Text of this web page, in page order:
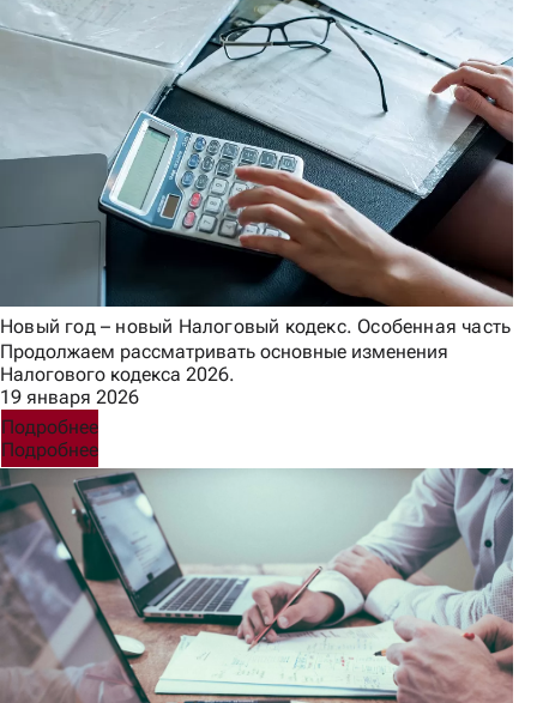
Новый год – новый Налоговый кодекс. Особенная часть
Продолжаем рассматривать основные изменения
Налогового кодекса 2026.
19 января 2026
Подробнее
Подробнее